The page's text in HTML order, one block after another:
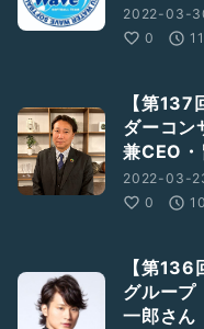
2022-03-
0
【第
ダーコン
兼CEO
2022-03-
0
【第
グルー
一郎さ